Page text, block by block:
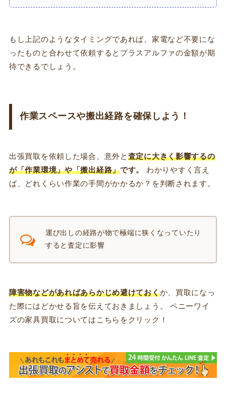
もし上記のようなタイミングであれば、家電など不要にな
ったものと合わせて依頼するとプラスアルファの金額が期
待できるでしょう。
作業スペースや搬出経路を確保しよう！
出張買取を依頼した場合、意外と 査定に大きく影響するの
が「作業環境」や「搬出経路」です。
わかりやすく言え
ば、どれくらい作業の手間がかかるか？を判断されます。
運び出しの経路が物で極端に狭くなっていたり
すると査定に影響
障害物などがあればあらかじめ避けておくか、買取になっ
た際にはどかせる旨を伝えておきましょう。 ペニーワイ
ズの家具買取についてはこちらをクリック！